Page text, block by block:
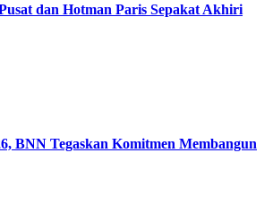
dan Hotman Paris Sepakat Akhiri
BNN Tegaskan Komitmen Membangun